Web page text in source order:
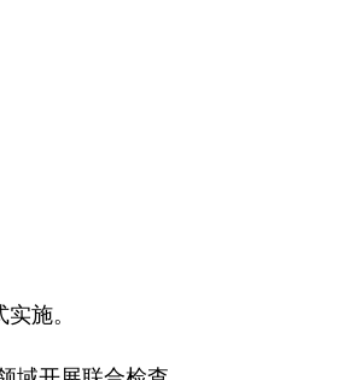
施。